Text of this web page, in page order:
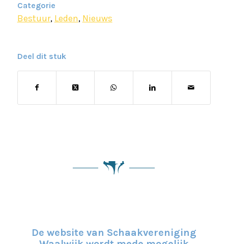
Categorie
Bestuur, Leden, Nieuws
Deel dit stuk
De website van Schaakvereniging